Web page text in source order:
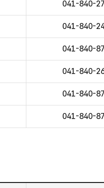
041-840-
041-840-
041-840-
041-840-
041-840-
041-840-